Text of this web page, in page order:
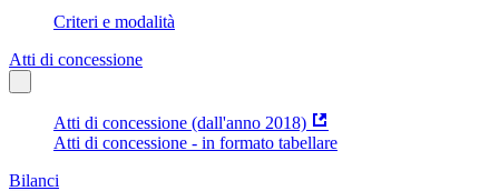
Criteri e modalità
Atti di concessione
Atti di concessione (dall'anno 2018)
Atti di concessione - in formato tabellare
Bilanci